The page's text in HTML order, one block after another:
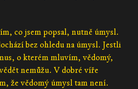
co jsem popsal, nutně úmysl.
bez ohledu na úmysl. Jestli
o kterém mluvím, vědomý,
nemůžu. V dobré víře
že vědomý úmysl tam není.